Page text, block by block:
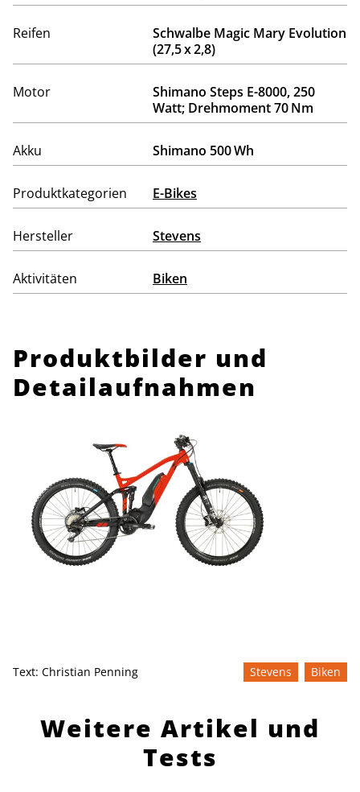
Reifen
Schwalbe Magic Mary Evolution
(27,5 x 2,8)
Motor
Shimano Steps E-8000, 250
Watt; Drehmoment 70 Nm
Akku Shimano 500 Wh
Produktkategorien E-Bikes
Hersteller Stevens
Aktivitäten Biken
Produktbilder und
Detailaufnahmen
Text: Christian Penning Stevens Biken
Weitere Artikel und
Tests